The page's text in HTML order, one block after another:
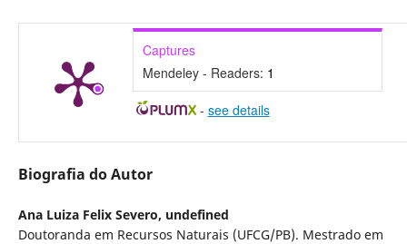
Captures
Mendeley - Readers: 1
- see details
Biografia do Autor
Ana Luiza Felix Severo, undefined
Doutoranda em Recursos Naturais (UFCG/PB). Mestrado em